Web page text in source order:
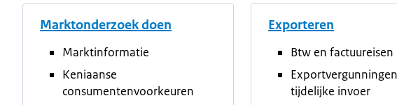
Marktonderzoek doen
Marktinformatie
Keniaanse
consumentenvoorkeuren
Exporteren
Btw en factuureisen
tijdelijke invoer